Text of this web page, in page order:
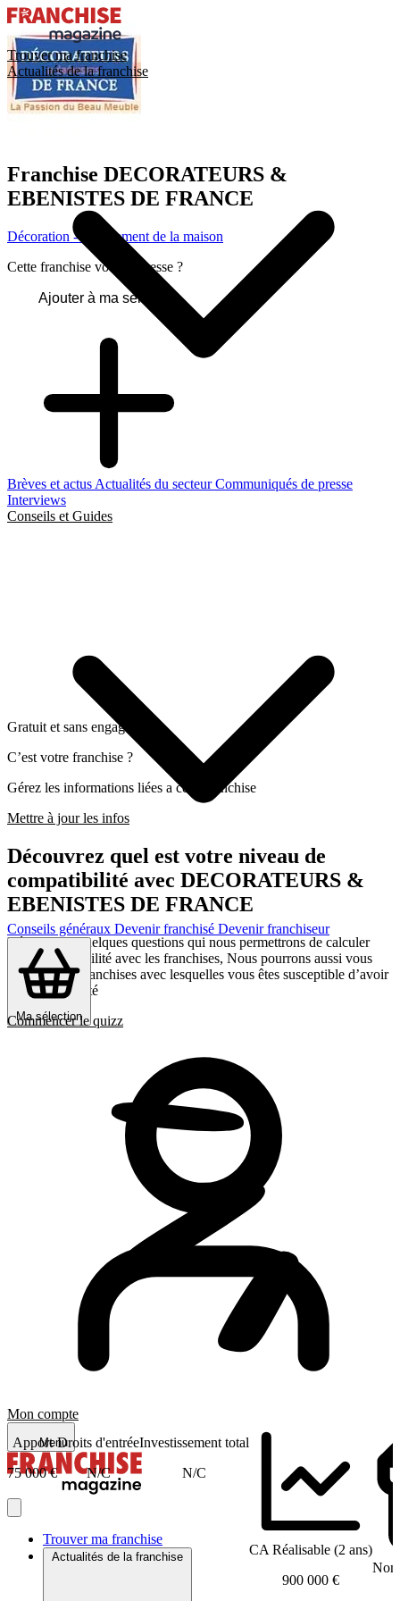
Trouver ma franchise
Actualités de la franchise
Brèves et actus Actualités du secteurCommuniqués de presse
Interviews
Conseils et Guides
Conseils généraux Devenir franchisé Devenir franchiseur
Ma sélection
Mon compte
Menu
Trouver ma franchise
Actualités de la franchise
Franchise DECORATEURS &
EBENISTES DE FRANCE
Décoration - Équipement de la maison
Cette franchise vous intéresse ?
Ajouter à ma sélection
Gratuit et sans engagement
C’est votre franchise ?
Gérez les informations liées a cette franchise
Mettre à jour les infos
Découvrez quel est votre niveau de
compatibilité avec DECORATEURS &
EBENISTES DE FRANCE
Répondez a quelques questions qui nous permettrons de calculer
votre compatibilité avec les franchises, Nous pourrons aussi vous
présenter les franchises avec lesquelles vous êtes susceptible d’avoir
le plus d’affinité
Commencer le quizz
Apport
75 000 €
Droits d'entrée
N/C
Investissement total
N/C
CA Réalisable (2 ans)
900 000 €